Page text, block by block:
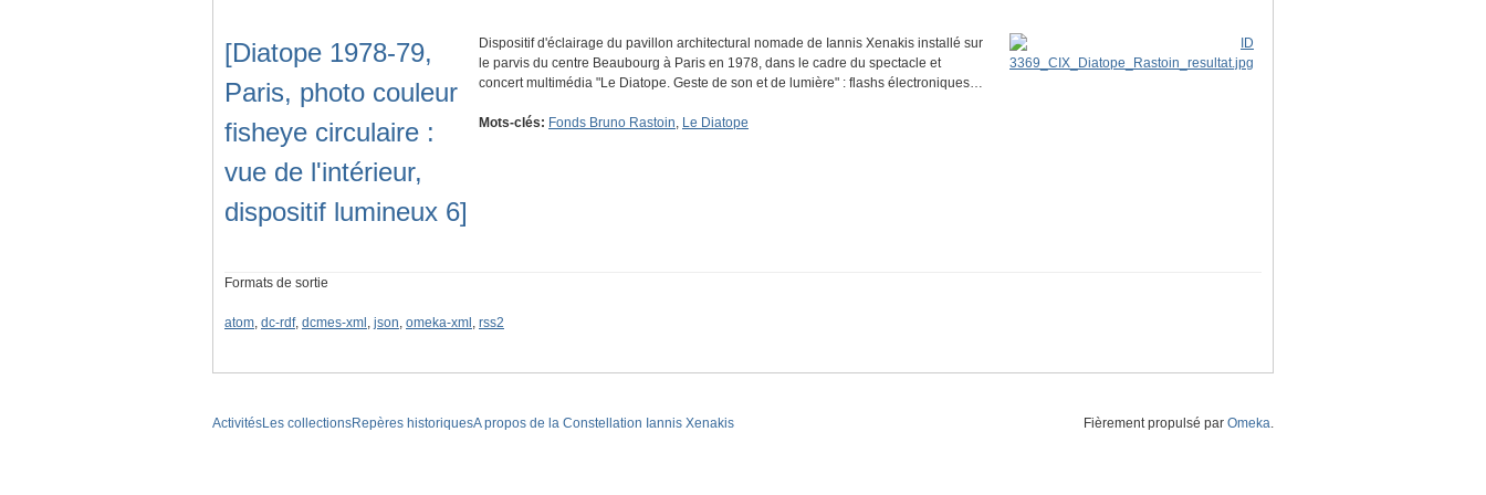
[Diatope 1978-79,
Paris, photo couleur
fisheye circulaire :
vue de l'intérieur,
dispositif lumineux 6]
Dispositif d'éclairage du pavillon architectural nomade de Iannis Xenakis installé sur
le parvis du centre Beaubourg à Paris en 1978, dans le cadre du spectacle et
concert multimédia "Le Diatope. Geste de son et de lumière" : flashs électroniques…
Mots-clés: Fonds Bruno Rastoin, Le Diatope
Formats de sortie
atom, dc-rdf, dcmes-xml , json, omeka-xml , rss2
ActivitésLes collectionsRepères historiquesA propos de la Constellation Iannis Xenakis Fièrement propulsé par Omeka.